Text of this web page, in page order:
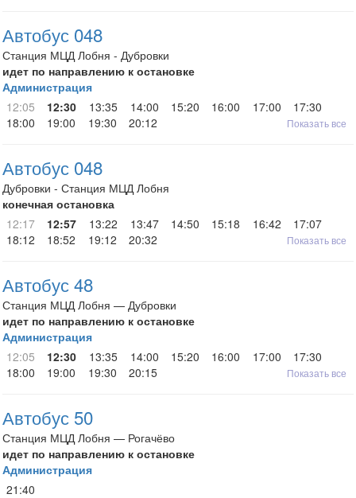
Автобус 048
Станция МЦД Лобня - Дубровки
идет по направлению к остановке
Администрация
12:05
12:30 13:35 14:00 15:20 16:00 17:00
17:30
18:00
19:00 19:30 20:12 Показать все
Автобус 048
Дубровки - Станция МЦД Лобня
конечная остановка
12:17
12:57 13:22 13:47 14:50 15:18 16:42
17:07
18:12
18:52 19:12 20:32 Показать все
Автобус 48
Станция МЦД Лобня — Дубровки
идет по направлению к остановке
Администрация
12:05
12:30 13:35 14:00 15:20 16:00 17:00
17:30
18:00
19:00 19:30 20:15 Показать все
Автобус 50
Станция МЦД Лобня — Рогачёво
идет по направлению к остановке
Администрация
21:40